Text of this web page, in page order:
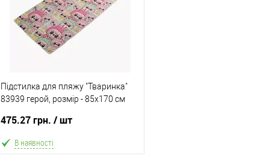
Підстилка для пляжу "Тваринка"
83939 герой, розмір - 85х170 см
475.27 грн. / шт
В наявності